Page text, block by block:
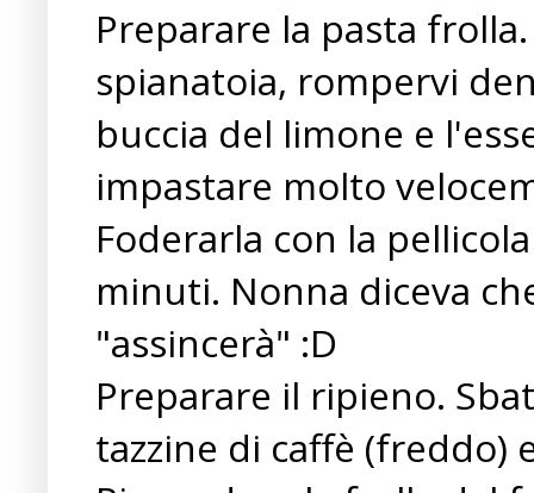
Preparare la pasta
spianatoia, rompervi
buccia del limone e
impastare molto
Foderarla con la
minuti. Nonna diceva
"assincerà" :D
Preparare il ripieno.
tazzine di caffè (freddo)